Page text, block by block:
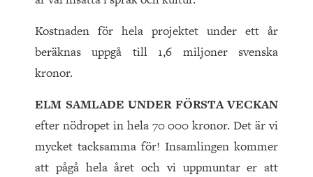
Kostnaden för hela projektet under ett år
beräknas uppgå till 1,6 miljoner svenska
kronor.
ELM SAMLADE UNDER FÖRSTA VECKAN
efter nödropet in hela 70 000 kronor. Det är vi
mycket tacksamma för! Insamlingen kommer
att pågå hela året och vi uppmuntar er att